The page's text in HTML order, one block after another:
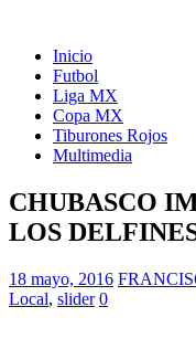
Inicio
Futbol
Liga MX
Copa MX
Tiburones Rojos
Multimedia
CHUBASCO
LOS
18 mayo, 2016
Local, slider 0